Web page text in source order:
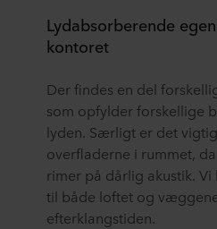
Lydabsorberende
kontoret
Der findes en del
som opfylder forskellige
lyden. Særligt er det
overfladerne i rummet,
rimer på dårlig akustik.
til både loftet og
efterklangstiden.